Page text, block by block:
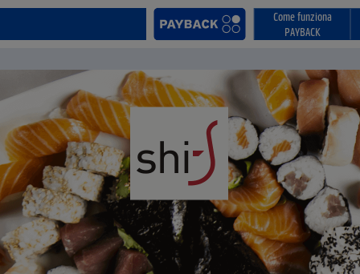
Come funziona
PAYBACK